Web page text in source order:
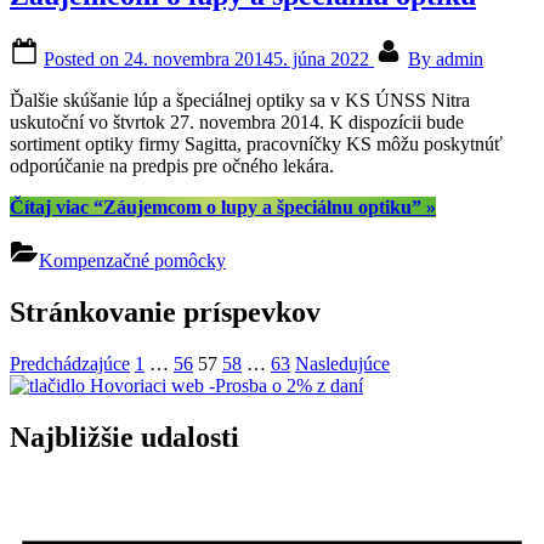
Posted on 24. novembra 20145. júna 2022 By admin
Ďalšie skúšanie lúp a špeciálnej optiky sa v KS ÚNSS Nitra
uskutoční vo štvrtok 27. novembra 2014. K dispozícii bude
sortiment optiky firmy Sagitta, pracovníčky KS môžu poskytnúť
odporúčanie na predpis pre očného lekára.
Čítaj viac “Záujemcom o lupy a špeciálnu optiku” »
Kompenzačné pomôcky
Stránkovanie príspevkov
Predchádzajúce 1 … 56 57 58 … 63 Nasledujúce
Najbližšie udalosti